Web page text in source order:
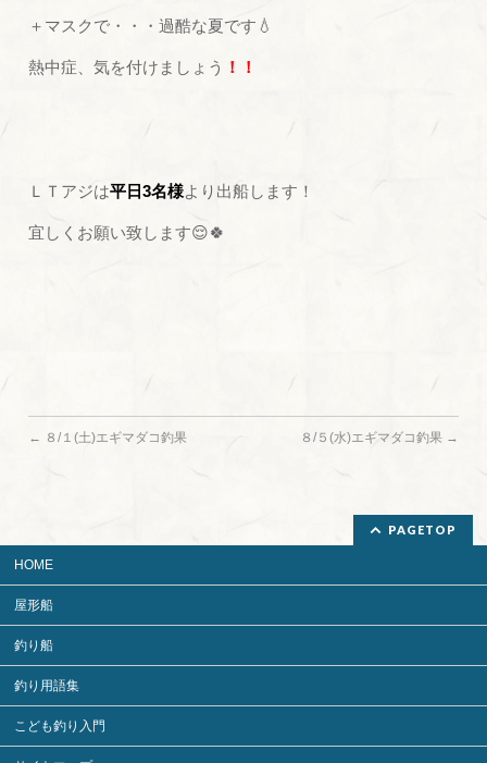
＋マスクで・・・過酷な夏です💧
熱中症、気を付けましょう ！！
ＬＴアジは平日3名様より出船します！
宜しくお願い致します😌🍀
← ８/１(土)エギマダコ釣果 ８/５(水)エギマダコ釣果 →
PAGETOP
HOME
屋形船
釣り船
釣り用語集
こども釣り入門